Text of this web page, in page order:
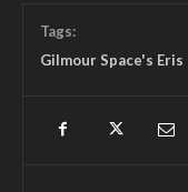
Tags:
Gilmour Space's Eris